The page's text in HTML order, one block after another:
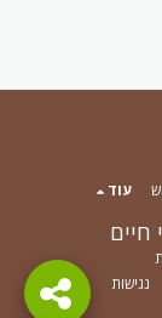
חיים
נגישות
עוד